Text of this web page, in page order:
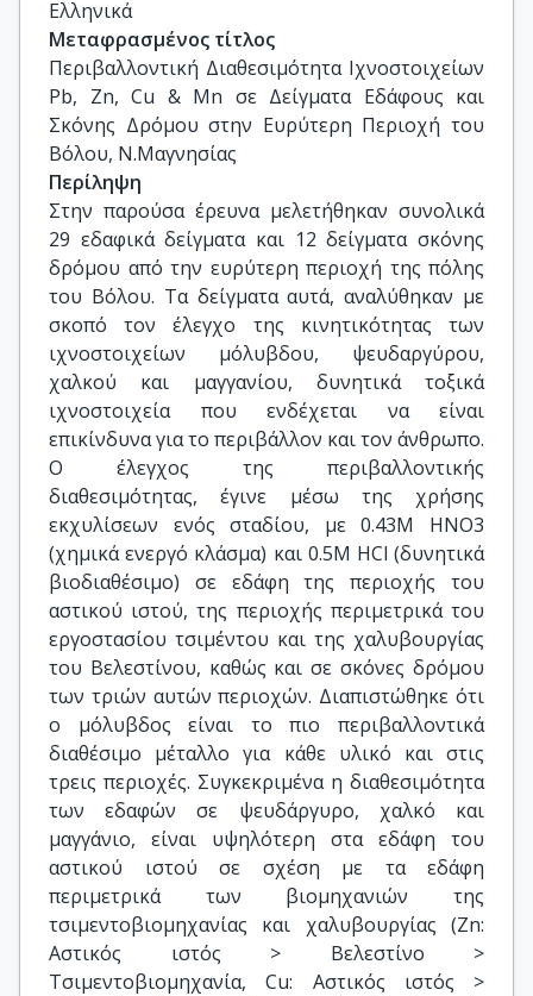
Ελληνικά
Μεταφρασμένος τίτλος
Περιβαλλοντική Διαθεσιμότητα Ιχνοστοιχείων
Pb, Zn, Cu & Mn σε Δείγματα Εδάφους και
Σκόνης Δρόμου στην Ευρύτερη Περιοχή του
Βόλου, Ν.Μαγνησίας
Περίληψη
Στην παρούσα έρευνα μελετήθηκαν συνολικά
29 εδαφικά δείγματα και 12 δείγματα σκόνης
δρόμου από την ευρύτερη περιοχή της πόλης
του Βόλου. Τα δείγματα αυτά, αναλύθηκαν με
σκοπό τον έλεγχο της κινητικότητας των
ιχνοστοιχείων μόλυβδου, ψευδαργύρου,
χαλκού και μαγγανίου, δυνητικά τοξικά
ιχνοστοιχεία που ενδέχεται να είναι
επικίνδυνα για το περιβάλλον και τον άνθρωπο.
Ο έλεγχος της περιβαλλοντικής
διαθεσιμότητας, έγινε μέσω της χρήσης
εκχυλίσεων ενός σταδίου, με 0.43Μ HNO3
(χημικά ενεργό κλάσμα) και 0.5Μ HCl (δυνητικά
βιοδιαθέσιμο) σε εδάφη της περιοχής του
αστικού ιστού, της περιοχής περιμετρικά του
εργοστασίου τσιμέντου και της χαλυβουργίας
του Βελεστίνου, καθώς και σε σκόνες δρόμου
των τριών αυτών περιοχών. Διαπιστώθηκε ότι
ο μόλυβδος είναι το πιο περιβαλλοντικά
διαθέσιμο μέταλλο για κάθε υλικό και στις
τρεις περιοχές. Συγκεκριμένα η διαθεσιμότητα
των εδαφών σε ψευδάργυρο, χαλκό και
μαγγάνιο, είναι υψηλότερη στα εδάφη του
αστικού ιστού σε σχέση με τα εδάφη
περιμετρικά των βιομηχανιών της
τσιμεντοβιομηχανίας και χαλυβουργίας (Zn:
Αστικός ιστός > Βελεστίνο >
Τσιμεντοβιομηχανία, Cu: Αστικός ιστός >